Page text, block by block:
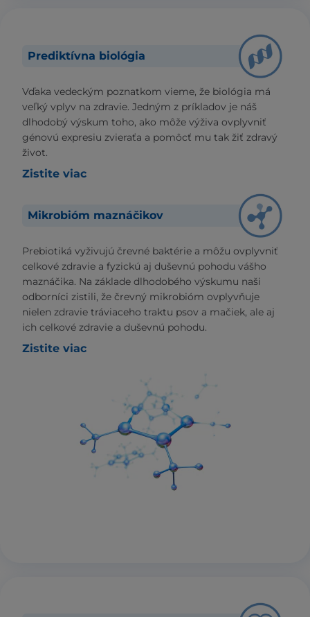
Prediktívna biológia
Vďaka vedeckým poznatkom vieme, že biológia má
veľký vplyv na zdravie. Jedným z príkladov je náš
dlhodobý výskum toho, ako môže výživa ovplyvniť
génovú expresiu zvieraťa a pomôcť mu tak žiť zdravý
život.
Zistite viac
Mikrobióm maznáčikov
Prebiotiká vyživujú črevné baktérie a môžu ovplyvniť
celkové zdravie a fyzickú aj duševnú pohodu vášho
maznáčika. Na základe dlhodobého výskumu naši
odborníci zistili, že črevný mikrobióm ovplyvňuje
nielen zdravie tráviaceho traktu psov a mačiek, ale aj
ich celkové zdravie a duševnú pohodu.
Zistite viac